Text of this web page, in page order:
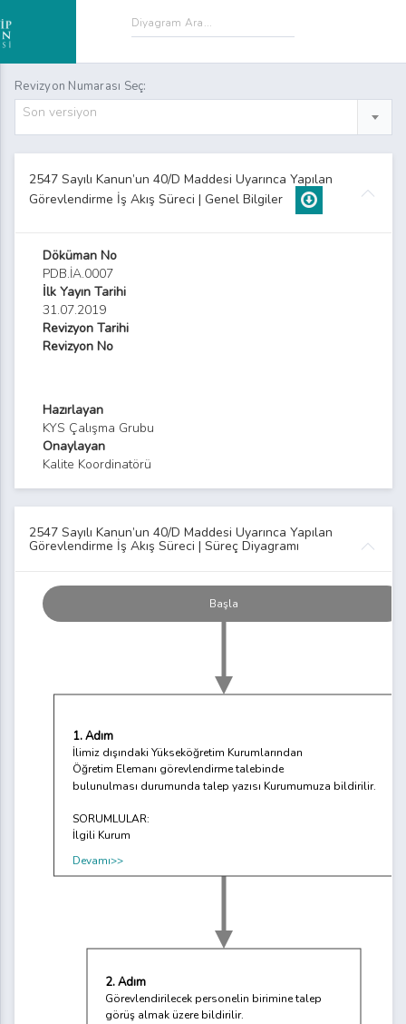
Revizyon Numarası Seç:
Son versiyon
2547 Sayılı Kanun’un 40/D Maddesi Uyarınca Yapılan
Görevlendirme İş Akış Süreci | Genel Bilgiler
Döküman No
PDB.İA.0007
İlk Yayın Tarihi
31.07.2019
Revizyon Tarihi
Revizyon No
Hazırlayan
KYS Çalışma Grubu
Onaylayan
Kalite Koordinatörü
2547 Sayılı Kanun’un 40/D Maddesi Uyarınca Yapılan
Görevlendirme İş Akış Süreci | Süreç Diyagramı
1. Adım
İlimiz dışındaki Yükseköğretim Kurumlarından
Öğretim Elemanı görevlendirme talebinde
bulunulması durumunda talep yazısı Kurumumuza bildirilir.
SORUMLULAR:
İlgili Kurum
Devamı>>
2. Adım
Görevlendirilecek personelin birimine talep
görüş almak üzere bildirilir.
Başla